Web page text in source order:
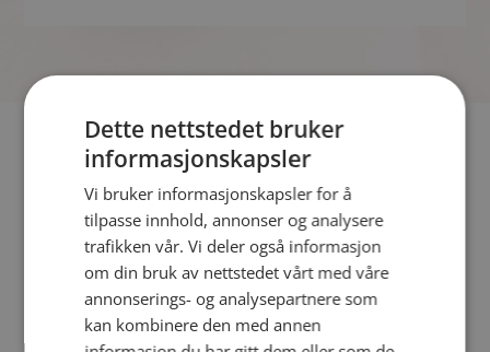
Hvis du søker dating i Sel har du kommet til riktig sted. På
Møteplassen kan du bli medlem og søke blant tusenvis av
datinginteresserte single i Sel
Läs mer
Trinn 1 - Bli medlem og lag en presentasjon
Trinn 2 - Slik fungerer våre søkefunksjoner
Dette nettstedet bruker
informasjonskapsler
Vi bruker informasjonskapsler for å
tilpasse innhold, annonser og analysere
trafikken vår. Vi deler også informasjon
om din bruk av nettstedet vårt med våre
annonserings- og analysepartnere som
kan kombinere den med annen